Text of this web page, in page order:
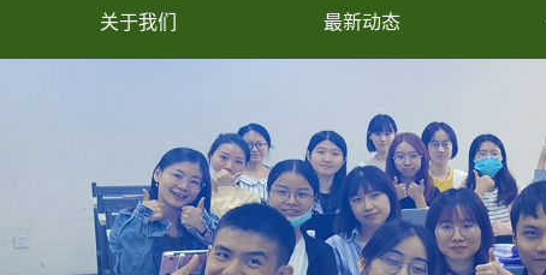
关于我们 最新动态